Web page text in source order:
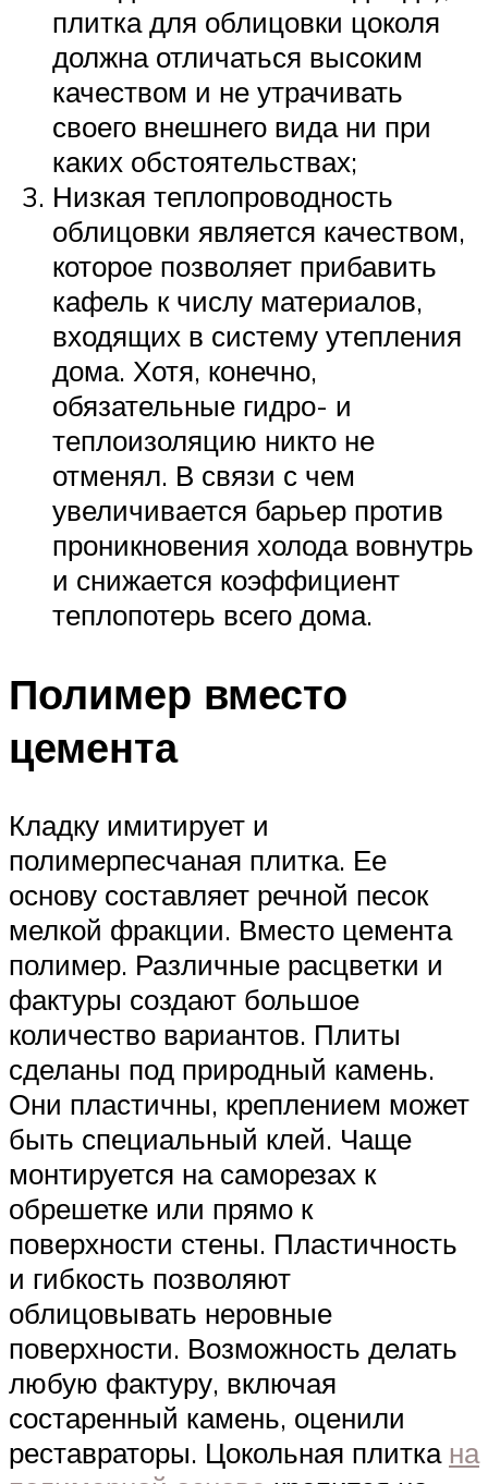
плитка для облицовки цоколя
должна отличаться высоким
качеством и не утрачивать
своего внешнего вида ни при
каких обстоятельствах;
Низкая теплопроводность
облицовки является качеством,
которое позволяет прибавить
кафель к числу материалов,
входящих в систему утепления
дома. Хотя, конечно,
обязательные гидро- и
теплоизоляцию никто не
отменял. В связи с чем
увеличивается барьер против
проникновения холода вовнутрь
и снижается коэффициент
теплопотерь всего дома.
Полимер вместо
цемента
Кладку имитирует и
полимерпесчаная плитка. Ее
основу составляет речной песок
мелкой фракции. Вместо цемента
полимер. Различные расцветки и
фактуры создают большое
количество вариантов. Плиты
сделаны под природный камень.
Они пластичны, креплением может
быть специальный клей. Чаще
монтируется на саморезах к
обрешетке или прямо к
поверхности стены. Пластичность
и гибкость позволяют
облицовывать неровные
поверхности. Возможность делать
любую фактуру, включая
состаренный камень, оценили
реставраторы. Цокольная плитка на